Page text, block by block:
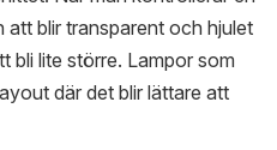
att blir transparent och hjulet
bli lite större. Lampor som
där det blir lättare att